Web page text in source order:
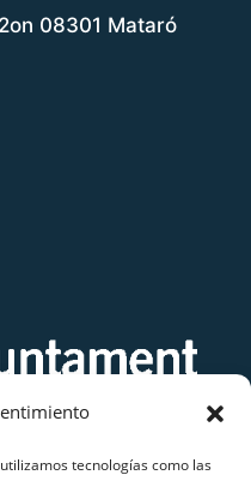
tecnologías como las
08301 Mataró